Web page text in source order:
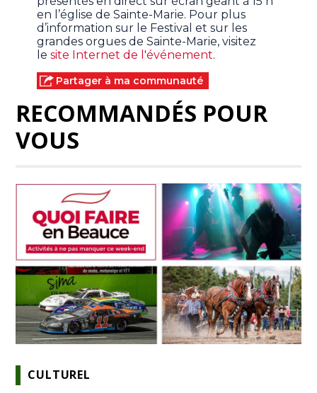
en l’église de Sainte-Marie. Pour plus
d’information sur le Festival et sur les
grandes orgues de Sainte-Marie, visitez
lesite Internet de l'événement.
Partager à ma communauté
RECOMMANDÉS POUR
VOUS
CULTUREL